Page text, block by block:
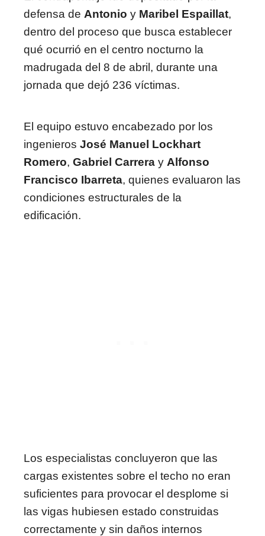
defensa de Antonio y Maribel Espaillat,
dentro del proceso que busca establecer
qué ocurrió en el centro nocturno la
madrugada del 8 de abril, durante una
jornada que dejó 236 víctimas.
El equipo estuvo encabezado por los
ingenieros José Manuel Lockhart
Romero, Gabriel Carrera y Alfonso
Francisco Ibarreta, quienes evaluaron las
condiciones estructurales de la
edificación.
Los especialistas concluyeron que las
cargas existentes sobre el techo no eran
suficientes para provocar el desplome si
las vigas hubiesen estado construidas
correctamente y sin daños internos